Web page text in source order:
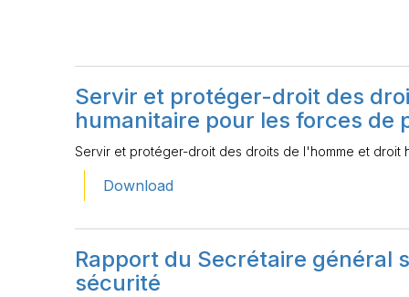
Servir et protéger-droit des
humanitaire pour les forces de
Servir et protéger-droit des droits de l'homme et
Download
Rapport du Secrétaire général
sécurité